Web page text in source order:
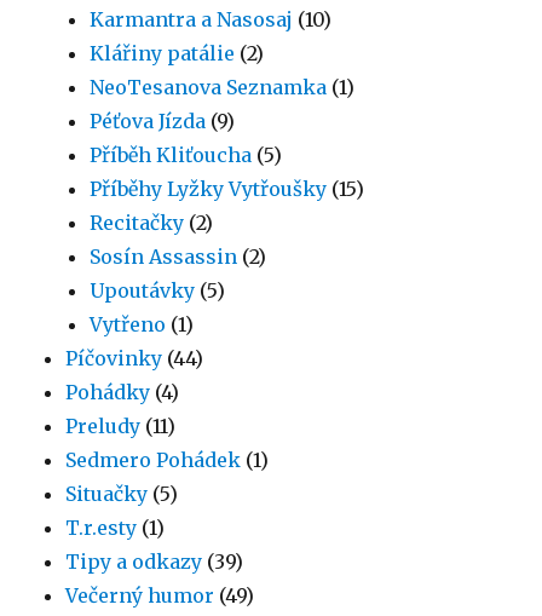
Karmantra a Nasosaj (10)
Klářiny patálie (2)
NeoTesanova Seznamka (1)
Péťova Jízda (9)
Příběh Kliťoucha (5)
Příběhy Lyžky Vytřoušky (15)
Recitačky (2)
Sosín Assassin (2)
Upoutávky (5)
Vytřeno (1)
Píčovinky (44)
Pohádky (4)
Preludy (11)
Sedmero Pohádek (1)
Situačky (5)
T.r.esty (1)
Tipy a odkazy (39)
Večerný humor (49)